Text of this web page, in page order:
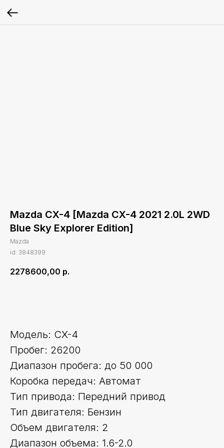
Mazda CX-4 [Mazda CX-4 2021 2.0L 2WD
Blue Sky Explorer Edition]
Mazda
id: 3848399
2278600,00 р.
Модель: CX-4
Пробег: 26200
Диапазон пробега: до 50 000
Коробка передач: Автомат
Тип привода: Передний привод
Тип двигателя: Бензин
Объем двигателя: 2
Диапазон объема: 1.6-2.0